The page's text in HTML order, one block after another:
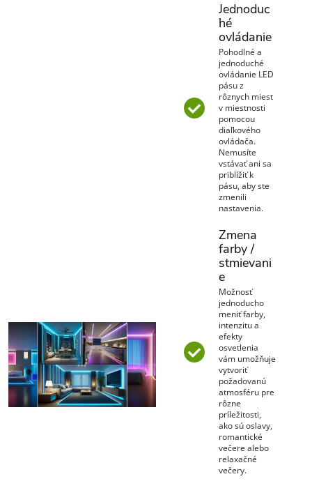
Jednoduc
hé
ovládanie
Pohodlné a
jednoduché
ovládanie LED
pásu z
rôznych miest
v miestnosti
pomocou
diaľkového
ovládača.
Nemusíte
vstávať ani sa
priblížiť k
pásu, aby ste
zmenili
nastavenia.
Zmena
farby /
stmievani
e
Možnosť
jednoducho
meniť farby,
intenzitu a
efekty
osvetlenia
vám umožňuje
vytvoriť
požadovanú
atmosféru pre
rôzne
príležitosti,
ako sú oslavy,
romantické
večere alebo
relaxačné
večery.